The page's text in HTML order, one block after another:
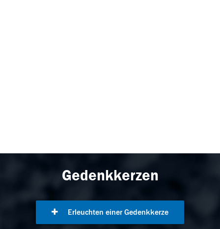
Gedenkkerzen
Erleuchten einer Gedenkkerze